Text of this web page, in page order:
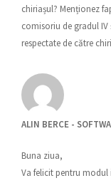
chiriașul? Menționez
comisoriu de gradul
respectate de către
ALIN BERCE -
Buna ziua,
Va felicit pentru modul